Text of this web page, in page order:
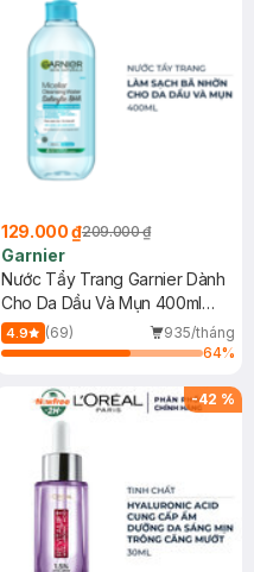
129.000 ₫209.000 ₫
Garnier
Nước Tẩy Trang Garnier Dành
Cho Da Dầu Và Mụn 400ml
(Mới)
4.9 (69)
935/tháng
64%
-42 %